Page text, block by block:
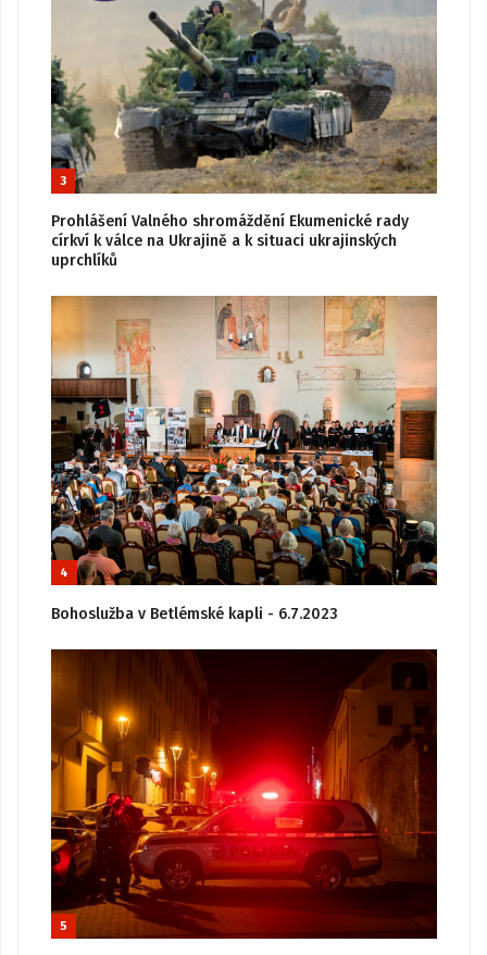
3
Prohlášení Valného shromáždění Ekumenické rady
církví k válce na Ukrajině a k situaci ukrajinských
uprchlíků
4
Bohoslužba v Betlémské kapli - 6.7.2023
5